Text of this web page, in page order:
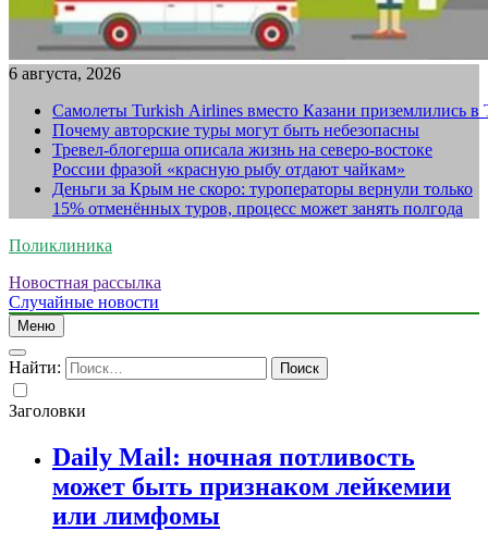
6 августа, 2026
Самолеты Turkish Airlines вместо Казани приземлились в
Почему авторские туры могут быть небезопасны
Тревел-блогерша описала жизнь на северо-востоке
России фразой «красную рыбу отдают чайкам»
Деньги за Крым не скоро: туроператоры вернули только
15% отменённых туров, процесс может занять полгода
Поликлиника
Новостная рассылка
Случайные новости
Меню
Найти:
Заголовки
Daily Mail: ночная потливость
может быть признаком лейкемии
или лимфомы